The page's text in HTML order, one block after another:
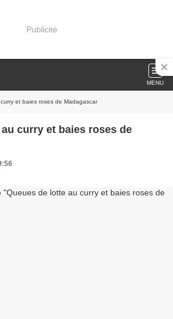
Publicité
MENU
et baies roses de Madagascar
curry et baies roses de